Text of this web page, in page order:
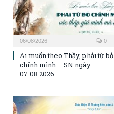
06/08/2026 0
Ai muốn theo Thầy, phải từ bỏ
chính mình – SN ngày
07.08.2026